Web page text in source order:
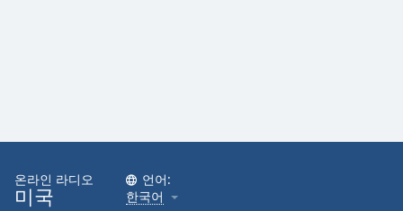
온라인 라디오
미국
언어:
한국어